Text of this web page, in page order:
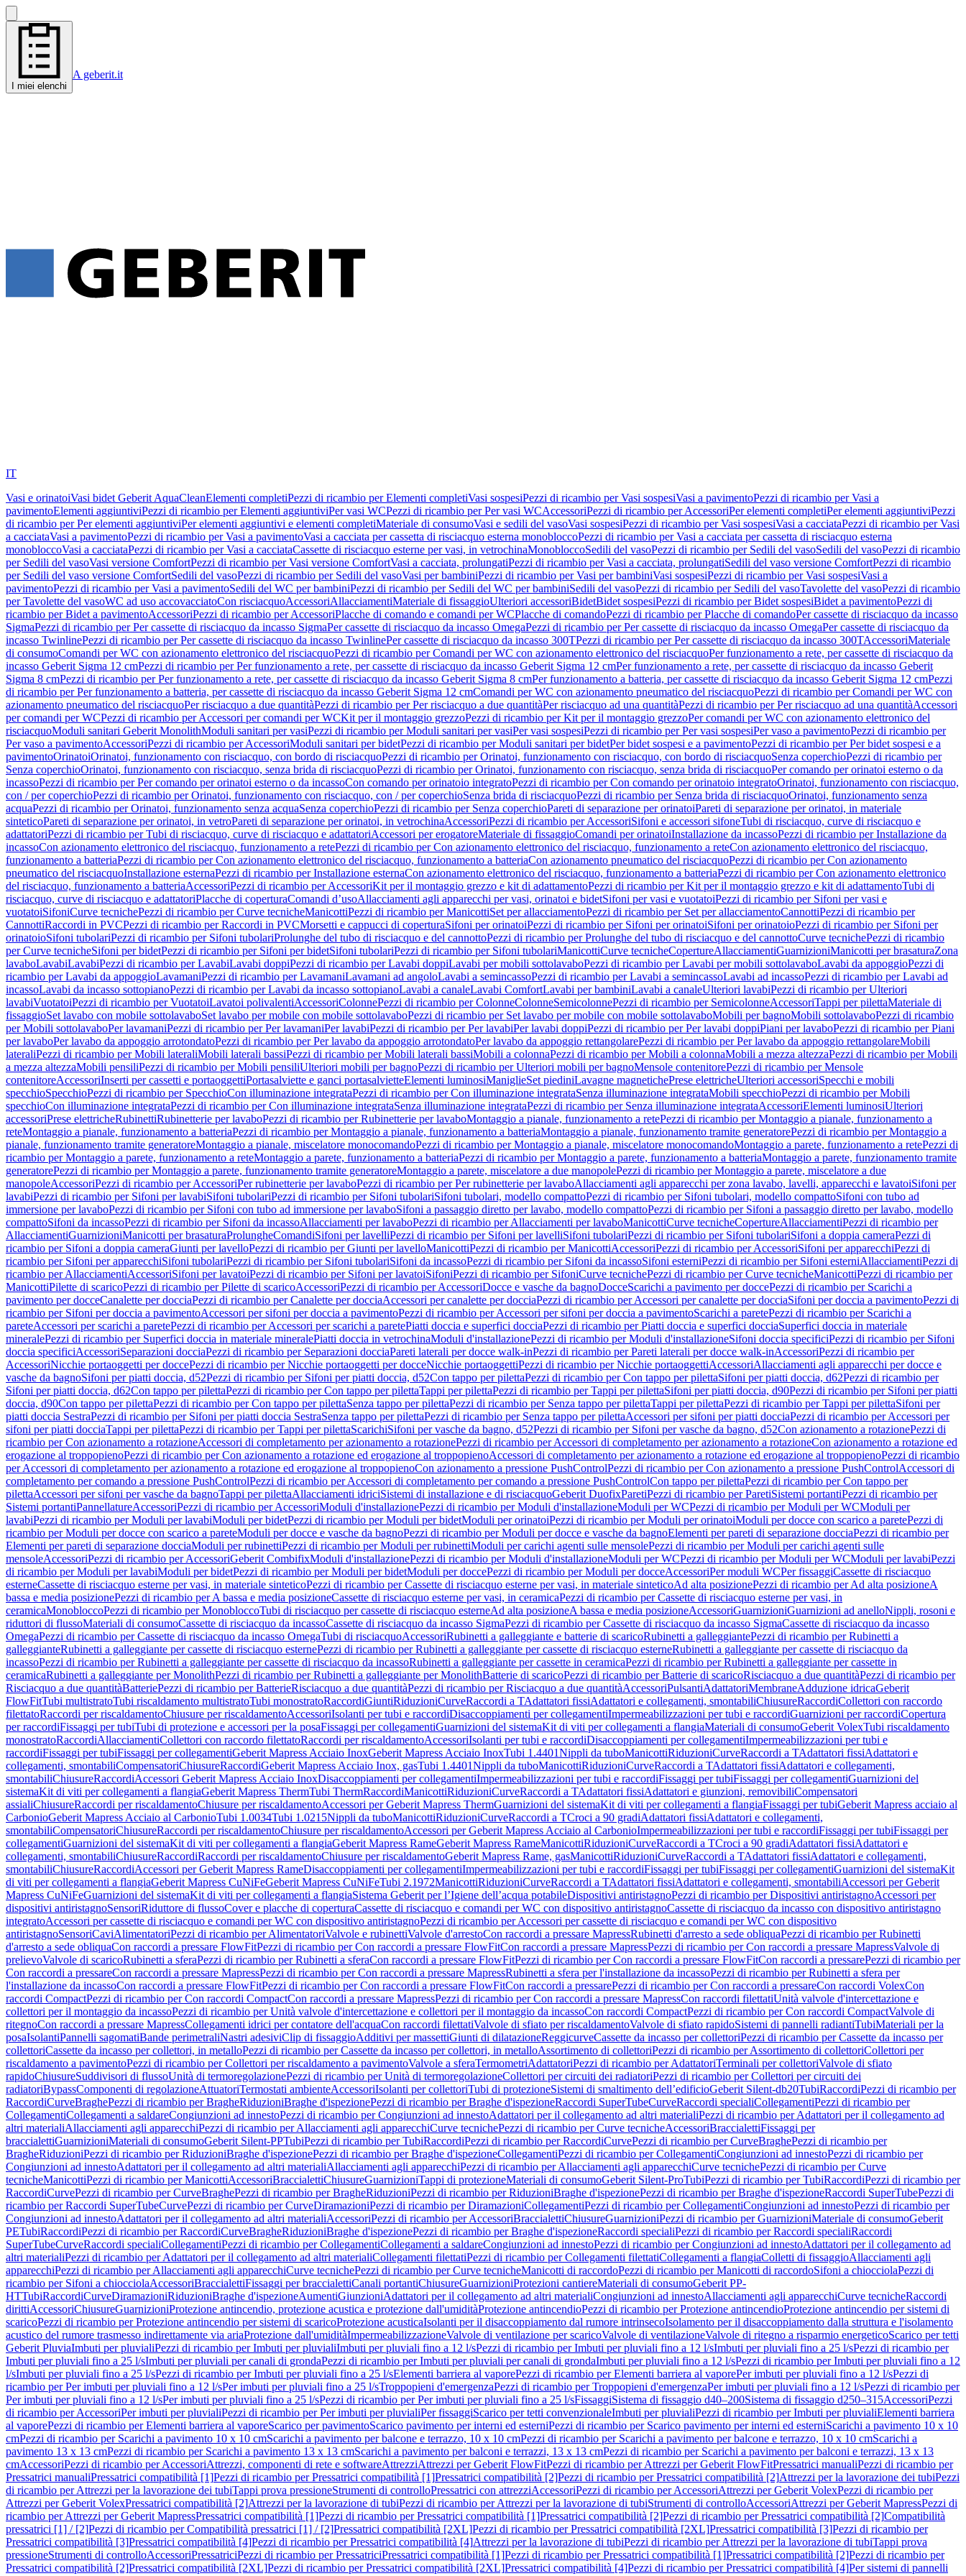
I miei elenchi
A geberit.it
IT
Vasi e orinatoiVasi bidet Geberit AquaCleanElementi completiPezzi di ricambio per Elementi completiVasi sospesiPezzi di ricambio per Vasi sospesiVasi a pavimentoPezzi di ricambio per Vasi a
pavimentoElementi aggiuntiviPezzi di ricambio per Elementi aggiuntiviPer vasi WCPezzi di ricambio per Per vasi WCAccessoriPezzi di ricambio per AccessoriPer elementi completiPer elementi aggiuntiviPezzi
di ricambio per Per elementi aggiuntiviPer elementi aggiuntivi e elementi completiMateriale di consumoVasi e sedili del vasoVasi sospesiPezzi di ricambio per Vasi sospesiVasi a cacciataPezzi di ricambio per Vasi
a cacciataVasi a pavimentoPezzi di ricambio per Vasi a pavimentoVasi a cacciata per cassetta di risciacquo esterna monobloccoPezzi di ricambio per Vasi a cacciata per cassetta di risciacquo esterna
monobloccoVasi a cacciataPezzi di ricambio per Vasi a cacciataCassette di risciacquo esterne per vasi, in vetrochinaMonobloccoSedili del vasoPezzi di ricambio per Sedili del vasoSedili del vasoPezzi di ricambio
per Sedili del vasoVasi versione ComfortPezzi di ricambio per Vasi versione ComfortVasi a cacciata, prolungatiPezzi di ricambio per Vasi a cacciata, prolungatiSedili del vaso versione ComfortPezzi di ricambio
per Sedili del vaso versione ComfortSedili del vasoPezzi di ricambio per Sedili del vasoVasi per bambiniPezzi di ricambio per Vasi per bambiniVasi sospesiPezzi di ricambio per Vasi sospesiVasi a
pavimentoPezzi di ricambio per Vasi a pavimentoSedili del WC per bambiniPezzi di ricambio per Sedili del WC per bambiniSedili del vasoPezzi di ricambio per Sedili del vasoTavolette del vasoPezzi di ricambio
per Tavolette del vasoWC ad uso accovacciatoCon risciacquoAccessoriAllacciamentiMateriale di fissaggioUlteriori accessoriBidetBidet sospesiPezzi di ricambio per Bidet sospesiBidet a pavimentoPezzi di
ricambio per Bidet a pavimentoAccessoriPezzi di ricambio per AccessoriPlacche di comando e comandi per WCPlacche di comandoPezzi di ricambio per Placche di comandoPer cassette di risciacquo da incasso
SigmaPezzi di ricambio per Per cassette di risciacquo da incasso SigmaPer cassette di risciacquo da incasso OmegaPezzi di ricambio per Per cassette di risciacquo da incasso OmegaPer cassette di risciacquo da
incasso TwinlinePezzi di ricambio per Per cassette di risciacquo da incasso TwinlinePer cassette di risciacquo da incasso 300TPezzi di ricambio per Per cassette di risciacquo da incasso 300TAccessoriMateriale
di consumoComandi per WC con azionamento elettronico del risciacquoPezzi di ricambio per Comandi per WC con azionamento elettronico del risciacquoPer funzionamento a rete, per cassette di risciacquo da
incasso Geberit Sigma 12 cmPezzi di ricambio per Per funzionamento a rete, per cassette di risciacquo da incasso Geberit Sigma 12 cmPer funzionamento a rete, per cassette di risciacquo da incasso Geberit
Sigma 8 cmPezzi di ricambio per Per funzionamento a rete, per cassette di risciacquo da incasso Geberit Sigma 8 cmPer funzionamento a batteria, per cassette di risciacquo da incasso Geberit Sigma 12 cmPezzi
di ricambio per Per funzionamento a batteria, per cassette di risciacquo da incasso Geberit Sigma 12 cmComandi per WC con azionamento pneumatico del risciacquoPezzi di ricambio per Comandi per WC con
azionamento pneumatico del risciacquoPer risciacquo a due quantitàPezzi di ricambio per Per risciacquo a due quantitàPer risciacquo ad una quantitàPezzi di ricambio per Per risciacquo ad una quantitàAccessori
per comandi per WCPezzi di ricambio per Accessori per comandi per WCKit per il montaggio grezzoPezzi di ricambio per Kit per il montaggio grezzoPer comandi per WC con azionamento elettronico del
risciacquoModuli sanitari Geberit MonolithModuli sanitari per vasiPezzi di ricambio per Moduli sanitari per vasiPer vasi sospesiPezzi di ricambio per Per vasi sospesiPer vaso a pavimentoPezzi di ricambio per
Per vaso a pavimentoAccessoriPezzi di ricambio per AccessoriModuli sanitari per bidetPezzi di ricambio per Moduli sanitari per bidetPer bidet sospesi e a pavimentoPezzi di ricambio per Per bidet sospesi e a
pavimentoOrinatoiOrinatoi, funzionamento con risciacquo, con bordo di risciacquoPezzi di ricambio per Orinatoi, funzionamento con risciacquo, con bordo di risciacquoSenza coperchioPezzi di ricambio per
Senza coperchioOrinatoi, funzionamento con risciacquo, senza brida di risciacquoPezzi di ricambio per Orinatoi, funzionamento con risciacquo, senza brida di risciacquoPer comando per orinatoi esterno o da
incassoPezzi di ricambio per Per comando per orinatoi esterno o da incassoCon comando per orinatoio integratoPezzi di ricambio per Con comando per orinatoio integratoOrinatoi, funzionamento con risciacquo,
con / per coperchioPezzi di ricambio per Orinatoi, funzionamento con risciacquo, con / per coperchioSenza brida di risciacquoPezzi di ricambio per Senza brida di risciacquoOrinatoi, funzionamento senza
acquaPezzi di ricambio per Orinatoi, funzionamento senza acquaSenza coperchioPezzi di ricambio per Senza coperchioPareti di separazione per orinatoiPareti di separazione per orinatoi, in materiale
sinteticoPareti di separazione per orinatoi, in vetroPareti di separazione per orinatoi, in vetrochinaAccessoriPezzi di ricambio per AccessoriSifoni e accessori sifoneTubi di risciacquo, curve di risciacquo e
adattatoriPezzi di ricambio per Tubi di risciacquo, curve di risciacquo e adattatoriAccessori per erogatoreMateriale di fissaggioComandi per orinatoiInstallazione da incassoPezzi di ricambio per Installazione da
incassoCon azionamento elettronico del risciacquo, funzionamento a retePezzi di ricambio per Con azionamento elettronico del risciacquo, funzionamento a reteCon azionamento elettronico del risciacquo,
funzionamento a batteriaPezzi di ricambio per Con azionamento elettronico del risciacquo, funzionamento a batteriaCon azionamento pneumatico del risciacquoPezzi di ricambio per Con azionamento
pneumatico del risciacquoInstallazione esternaPezzi di ricambio per Installazione esternaCon azionamento elettronico del risciacquo, funzionamento a batteriaPezzi di ricambio per Con azionamento elettronico
del risciacquo, funzionamento a batteriaAccessoriPezzi di ricambio per AccessoriKit per il montaggio grezzo e kit di adattamentoPezzi di ricambio per Kit per il montaggio grezzo e kit di adattamentoTubi di
risciacquo, curve di risciacquo e adattatoriPlacche di coperturaComandi d’usoAllacciamenti agli apparecchi per vasi, orinatoi e bidetSifoni per vasi e vuotatoiPezzi di ricambio per Sifoni per vasi e
vuotatoiSifoniCurve tecnichePezzi di ricambio per Curve tecnicheManicottiPezzi di ricambio per ManicottiSet per allacciamentoPezzi di ricambio per Set per allacciamentoCannottiPezzi di ricambio per
CannottiRaccordi in PVCPezzi di ricambio per Raccordi in PVCMorsetti e cappucci di coperturaSifoni per orinatoiPezzi di ricambio per Sifoni per orinatoiSifoni per orinatoioPezzi di ricambio per Sifoni per
orinatoioSifoni tubolariPezzi di ricambio per Sifoni tubolariProlunghe del tubo di risciacquo e del cannottoPezzi di ricambio per Prolunghe del tubo di risciacquo e del cannottoCurve tecnichePezzi di ricambio
per Curve tecnicheSifoni per bidetPezzi di ricambio per Sifoni per bidetSifoni tubolariPezzi di ricambio per Sifoni tubolariManicottiCurve tecnicheCopertureAllacciamentiGuarnizioniManicotti per brasaturaZona
lavaboLavabiLavabiPezzi di ricambio per LavabiLavabi doppiPezzi di ricambio per Lavabi doppiLavabi per mobili sottolavaboPezzi di ricambio per Lavabi per mobili sottolavaboLavabi da appoggioPezzi di
ricambio per Lavabi da appoggioLavamaniPezzi di ricambio per LavamaniLavamani ad angoloLavabi a semincassoPezzi di ricambio per Lavabi a semincassoLavabi ad incassoPezzi di ricambio per Lavabi ad
incassoLavabi da incasso sottopianoPezzi di ricambio per Lavabi da incasso sottopianoLavabi a canaleLavabi ComfortLavabi per bambiniLavabi a canaleUlteriori lavabiPezzi di ricambio per Ulteriori
lavabiVuotatoiPezzi di ricambio per VuotatoiLavatoi polivalentiAccessoriColonnePezzi di ricambio per ColonneColonneSemicolonnePezzi di ricambio per SemicolonneAccessoriTappi per pilettaMateriale di
fissaggioSet lavabo con mobile sottolavaboSet lavabo per mobile con mobile sottolavaboPezzi di ricambio per Set lavabo per mobile con mobile sottolavaboMobili per bagnoMobili sottolavaboPezzi di ricambio
per Mobili sottolavaboPer lavamaniPezzi di ricambio per Per lavamaniPer lavabiPezzi di ricambio per Per lavabiPer lavabi doppiPezzi di ricambio per Per lavabi doppiPiani per lavaboPezzi di ricambio per Piani
per lavaboPer lavabo da appoggio arrotondatoPezzi di ricambio per Per lavabo da appoggio arrotondatoPer lavabo da appoggio rettangolarePezzi di ricambio per Per lavabo da appoggio rettangolareMobili
lateraliPezzi di ricambio per Mobili lateraliMobili laterali bassiPezzi di ricambio per Mobili laterali bassiMobili a colonnaPezzi di ricambio per Mobili a colonnaMobili a mezza altezzaPezzi di ricambio per Mobili
a mezza altezzaMobili pensiliPezzi di ricambio per Mobili pensiliUlteriori mobili per bagnoPezzi di ricambio per Ulteriori mobili per bagnoMensole contenitorePezzi di ricambio per Mensole
contenitoreAccessoriInserti per cassetti e portaoggettiPortasalviette e ganci portasalvietteElementi luminosiManiglieSet piediniLavagne magnetichePrese elettricheUlteriori accessoriSpecchi e mobili
specchioSpecchioPezzi di ricambio per SpecchioCon illuminazione integrataPezzi di ricambio per Con illuminazione integrataSenza illuminazione integrataMobili specchioPezzi di ricambio per Mobili
specchioCon illuminazione integrataPezzi di ricambio per Con illuminazione integrataSenza illuminazione integrataPezzi di ricambio per Senza illuminazione integrataAccessoriElementi luminosiUlteriori
accessoriPrese elettricheRubinettiRubinetterie per lavaboPezzi di ricambio per Rubinetterie per lavaboMontaggio a pianale, funzionamento a retePezzi di ricambio per Montaggio a pianale, funzionamento a
reteMontaggio a pianale, funzionamento a batteriaPezzi di ricambio per Montaggio a pianale, funzionamento a batteriaMontaggio a pianale, funzionamento tramite generatorePezzi di ricambio per Montaggio a
pianale, funzionamento tramite generatoreMontaggio a pianale, miscelatore monocomandoPezzi di ricambio per Montaggio a pianale, miscelatore monocomandoMontaggio a parete, funzionamento a retePezzi di
ricambio per Montaggio a parete, funzionamento a reteMontaggio a parete, funzionamento a batteriaPezzi di ricambio per Montaggio a parete, funzionamento a batteriaMontaggio a parete, funzionamento tramite
generatorePezzi di ricambio per Montaggio a parete, funzionamento tramite generatoreMontaggio a parete, miscelatore a due manopolePezzi di ricambio per Montaggio a parete, miscelatore a due
manopoleAccessoriPezzi di ricambio per AccessoriPer rubinetterie per lavaboPezzi di ricambio per Per rubinetterie per lavaboAllacciamenti agli apparecchi per zona lavabo, lavelli, apparecchi e lavatoiSifoni per
lavabiPezzi di ricambio per Sifoni per lavabiSifoni tubolariPezzi di ricambio per Sifoni tubolariSifoni tubolari, modello compattoPezzi di ricambio per Sifoni tubolari, modello compattoSifoni con tubo ad
immersione per lavaboPezzi di ricambio per Sifoni con tubo ad immersione per lavaboSifoni a passaggio diretto per lavabo, modello compattoPezzi di ricambio per Sifoni a passaggio diretto per lavabo, modello
compattoSifoni da incassoPezzi di ricambio per Sifoni da incassoAllacciamenti per lavaboPezzi di ricambio per Allacciamenti per lavaboManicottiCurve tecnicheCopertureAllacciamentiPezzi di ricambio per
AllacciamentiGuarnizioniManicotti per brasaturaProlungheComandiSifoni per lavelliPezzi di ricambio per Sifoni per lavelliSifoni tubolariPezzi di ricambio per Sifoni tubolariSifoni a doppia cameraPezzi di
ricambio per Sifoni a doppia cameraGiunti per lavelloPezzi di ricambio per Giunti per lavelloManicottiPezzi di ricambio per ManicottiAccessoriPezzi di ricambio per AccessoriSifoni per apparecchiPezzi di
ricambio per Sifoni per apparecchiSifoni tubolariPezzi di ricambio per Sifoni tubolariSifoni da incassoPezzi di ricambio per Sifoni da incassoSifoni esterniPezzi di ricambio per Sifoni esterniAllacciamentiPezzi di
ricambio per AllacciamentiAccessoriSifoni per lavatoiPezzi di ricambio per Sifoni per lavatoiSifoniPezzi di ricambio per SifoniCurve tecnichePezzi di ricambio per Curve tecnicheManicottiPezzi di ricambio per
ManicottiPilette di scaricoPezzi di ricambio per Pilette di scaricoAccessoriPezzi di ricambio per AccessoriDocce e vasche da bagnoDocceScarichi a pavimento per doccePezzi di ricambio per Scarichi a
pavimento per docceCanalette per docciaPezzi di ricambio per Canalette per docciaAccessori per canalette per docciaPezzi di ricambio per Accessori per canalette per docciaSifoni per doccia a pavimentoPezzi di
ricambio per Sifoni per doccia a pavimentoAccessori per sifoni per doccia a pavimentoPezzi di ricambio per Accessori per sifoni per doccia a pavimentoScarichi a paretePezzi di ricambio per Scarichi a
pareteAccessori per scarichi a paretePezzi di ricambio per Accessori per scarichi a paretePiatti doccia e superfici docciaPezzi di ricambio per Piatti doccia e superfici docciaSuperfici doccia in materiale
mineralePezzi di ricambio per Superfici doccia in materiale mineralePiatti doccia in vetrochinaModuli d'installazionePezzi di ricambio per Moduli d'installazioneSifoni doccia specificiPezzi di ricambio per Sifoni
doccia specificiAccessoriSeparazioni docciaPezzi di ricambio per Separazioni docciaPareti laterali per docce walk-inPezzi di ricambio per Pareti laterali per docce walk-inAccessoriPezzi di ricambio per
AccessoriNicchie portaoggetti per doccePezzi di ricambio per Nicchie portaoggetti per docceNicchie portaoggettiPezzi di ricambio per Nicchie portaoggettiAccessoriAllacciamenti agli apparecchi per docce e
vasche da bagnoSifoni per piatti doccia, d52Pezzi di ricambio per Sifoni per piatti doccia, d52Con tappo per pilettaPezzi di ricambio per Con tappo per pilettaSifoni per piatti doccia, d62Pezzi di ricambio per
Sifoni per piatti doccia, d62Con tappo per pilettaPezzi di ricambio per Con tappo per pilettaTappi per pilettaPezzi di ricambio per Tappi per pilettaSifoni per piatti doccia, d90Pezzi di ricambio per Sifoni per piatti
doccia, d90Con tappo per pilettaPezzi di ricambio per Con tappo per pilettaSenza tappo per pilettaPezzi di ricambio per Senza tappo per pilettaTappi per pilettaPezzi di ricambio per Tappi per pilettaSifoni per
piatti doccia SestraPezzi di ricambio per Sifoni per piatti doccia SestraSenza tappo per pilettaPezzi di ricambio per Senza tappo per pilettaAccessori per sifoni per piatti docciaPezzi di ricambio per Accessori per
sifoni per piatti docciaTappi per pilettaPezzi di ricambio per Tappi per pilettaScarichiSifoni per vasche da bagno, d52Pezzi di ricambio per Sifoni per vasche da bagno, d52Con azionamento a rotazionePezzi di
ricambio per Con azionamento a rotazioneAccessori di completamento per azionamento a rotazionePezzi di ricambio per Accessori di completamento per azionamento a rotazioneCon azionamento a rotazione ed
erogazione al troppopienoPezzi di ricambio per Con azionamento a rotazione ed erogazione al troppopienoAccessori di completamento per azionamento a rotazione ed erogazione al troppopienoPezzi di ricambio
per Accessori di completamento per azionamento a rotazione ed erogazione al troppopienoCon azionamento a pressione PushControlPezzi di ricambio per Con azionamento a pressione PushControlAccessori di
completamento per comando a pressione PushControlPezzi di ricambio per Accessori di completamento per comando a pressione PushControlCon tappo per pilettaPezzi di ricambio per Con tappo per
pilettaAccessori per sifoni per vasche da bagnoTappi per pilettaAllacciamenti idriciSistemi di installazione e di risciacquoGeberit DuofixParetiPezzi di ricambio per ParetiSistemi portantiPezzi di ricambio per
Sistemi portantiPannellatureAccessoriPezzi di ricambio per AccessoriModuli d'installazionePezzi di ricambio per Moduli d'installazioneModuli per WCPezzi di ricambio per Moduli per WCModuli per
lavabiPezzi di ricambio per Moduli per lavabiModuli per bidetPezzi di ricambio per Moduli per bidetModuli per orinatoiPezzi di ricambio per Moduli per orinatoiModuli per docce con scarico a paretePezzi di
ricambio per Moduli per docce con scarico a pareteModuli per docce e vasche da bagnoPezzi di ricambio per Moduli per docce e vasche da bagnoElementi per pareti di separazione docciaPezzi di ricambio per
Elementi per pareti di separazione docciaModuli per rubinettiPezzi di ricambio per Moduli per rubinettiModuli per carichi agenti sulle mensolePezzi di ricambio per Moduli per carichi agenti sulle
mensoleAccessoriPezzi di ricambio per AccessoriGeberit CombifixModuli d'installazionePezzi di ricambio per Moduli d'installazioneModuli per WCPezzi di ricambio per Moduli per WCModuli per lavabiPezzi
di ricambio per Moduli per lavabiModuli per bidetPezzi di ricambio per Moduli per bidetModuli per doccePezzi di ricambio per Moduli per docceAccessoriPer moduli WCPer fissaggiCassette di risciacquo
esterneCassette di risciacquo esterne per vasi, in materiale sinteticoPezzi di ricambio per Cassette di risciacquo esterne per vasi, in materiale sinteticoAd alta posizionePezzi di ricambio per Ad alta posizioneA
bassa e media posizionePezzi di ricambio per A bassa e media posizioneCassette di risciacquo esterne per vasi, in ceramicaPezzi di ricambio per Cassette di risciacquo esterne per vasi, in
ceramicaMonobloccoPezzi di ricambio per MonobloccoTubi di risciacquo per cassette di risciacquo esterneAd alta posizioneA bassa e media posizioneAccessoriGuarnizioniGuarnizioni ad anelloNippli, rosoni e
riduttori di flussoMateriali di consumoCassette di risciacquo da incassoCassette di risciacquo da incasso SigmaPezzi di ricambio per Cassette di risciacquo da incasso SigmaCassette di risciacquo da incasso
OmegaPezzi di ricambio per Cassette di risciacquo da incasso OmegaTubi di risciacquoAccessoriRubinetti a galleggiante e batterie di scaricoRubinetti a galleggiantePezzi di ricambio per Rubinetti a
galleggianteRubinetti a galleggiante per cassette di risciacquo esternePezzi di ricambio per Rubinetti a galleggiante per cassette di risciacquo esterneRubinetti a galleggiante per cassette di risciacquo da
incassoPezzi di ricambio per Rubinetti a galleggiante per cassette di risciacquo da incassoRubinetti a galleggiante per cassette in ceramicaPezzi di ricambio per Rubinetti a galleggiante per cassette in
ceramicaRubinetti a galleggiante per MonolithPezzi di ricambio per Rubinetti a galleggiante per MonolithBatterie di scaricoPezzi di ricambio per Batterie di scaricoRisciacquo a due quantitàPezzi di ricambio per
Risciacquo a due quantitàBatteriePezzi di ricambio per BatterieRisciacquo a due quantitàPezzi di ricambio per Risciacquo a due quantitàAccessoriPulsantiAdattatoriMembraneAdduzione idricaGeberit
FlowFitTubi multistratoTubi riscaldamento multistratoTubi monostratoRaccordiGiuntiRiduzioniCurveRaccordi a TAdattatori fissiAdattatori e collegamenti, smontabiliChiusureRaccordiCollettori con raccordo
filettatoRaccordi per riscaldamentoChiusure per riscaldamentoAccessoriIsolanti per tubi e raccordiDisaccoppiamenti per collegamentiImpermeabilizzazioni per tubi e raccordiGuarnizioni per raccordiCopertura
per raccordiFissaggi per tubiTubi di protezione e accessori per la posaFissaggi per collegamentiGuarnizioni del sistemaKit di viti per collegamenti a flangiaMateriali di consumoGeberit VolexTubi riscaldamento
monostratoRaccordiAllacciamentiCollettori con raccordo filettatoRaccordi per riscaldamentoAccessoriIsolanti per tubi e raccordiDisaccoppiamenti per collegamentiImpermeabilizzazioni per tubi e
raccordiFissaggi per tubiFissaggi per collegamentiGeberit Mapress Acciaio InoxGeberit Mapress Acciaio InoxTubi 1.4401Nippli da tuboManicottiRiduzioniCurveRaccordi a TAdattatori fissiAdattatori e
collegamenti, smontabiliCompensatoriChiusureRaccordiGeberit Mapress Acciaio Inox, gasTubi 1.4401Nippli da tuboManicottiRiduzioniCurveRaccordi a TAdattatori fissiAdattatori e collegamenti,
smontabiliChiusureRaccordiAccessori Geberit Mapress Acciaio InoxDisaccoppiamenti per collegamentiImpermeabilizzazioni per tubi e raccordiFissaggi per tubiFissaggi per collegamentiGuarnizioni del
sistemaKit di viti per collegamenti a flangiaGeberit Mapress ThermTubi ThermRaccordiManicottiRiduzioniCurveRaccordi a TAdattatori fissiAdattatori e giunzioni, removibiliCompensatori
assialiChiusureRaccordi per riscaldamentoChiusure per riscaldamentoAccessori per Geberit Mapress ThermGuarnizioni del sistemaKit di viti per collegamenti a flangiaFissaggi per tubiGeberit Mapress acciaio al
CarbonioGeberit Mapress Acciaio al CarbonioTubi 1.0034Tubi 1.0215Nippli da tuboManicottiRiduzioniCurveRaccordi a TCroci a 90 gradiAdattatori fissiAdattatori e collegamenti,
smontabiliCompensatoriChiusureRaccordi per riscaldamentoChiusure per riscaldamentoAccessori per Geberit Mapress Acciaio al CarbonioImpermeabilizzazioni per tubi e raccordiFissaggi per tubiFissaggi per
collegamentiGuarnizioni del sistemaKit di viti per collegamenti a flangiaGeberit Mapress RameGeberit Mapress RameManicottiRiduzioniCurveRaccordi a TCroci a 90 gradiAdattatori fissiAdattatori e
collegamenti, smontabiliChiusureRaccordiRaccordi per riscaldamentoChiusure per riscaldamentoGeberit Mapress Rame, gasManicottiRiduzioniCurveRaccordi a TAdattatori fissiAdattatori e collegamenti,
smontabiliChiusureRaccordiAccessori per Geberit Mapress RameDisaccoppiamenti per collegamentiImpermeabilizzazioni per tubi e raccordiFissaggi per tubiFissaggi per collegamentiGuarnizioni del sistemaKit
di viti per collegamenti a flangiaGeberit Mapress CuNiFeGeberit Mapress CuNiFeTubi 2.1972ManicottiRiduzioniCurveRaccordi a TAdattatori fissiAdattatori e collegamenti, smontabiliAccessori per Geberit
Mapress CuNiFeGuarnizioni del sistemaKit di viti per collegamenti a flangiaSistema Geberit per l’Igiene dell’acqua potabileDispositivi antiristagnoPezzi di ricambio per Dispositivi antiristagnoAccessori per
dispositivi antiristagnoSensoriRiduttore di flussoCover e placche di coperturaCassette di risciacquo e comandi per WC con dispositivo antiristagnoCassette di risciacquo da incasso con dispositivo antiristagno
integratoAccessori per cassette di risciacquo e comandi per WC con dispositivo antiristagnoPezzi di ricambio per Accessori per cassette di risciacquo e comandi per WC con dispositivo
antiristagnoSensoriCaviAlimentatoriPezzi di ricambio per AlimentatoriValvole e rubinettiValvole d'arrestoCon raccordi a pressare MapressRubinetti d'arresto a sede obliquaPezzi di ricambio per Rubinetti
d'arresto a sede obliquaCon raccordi a pressare FlowFitPezzi di ricambio per Con raccordi a pressare FlowFitCon raccordi a pressare MapressPezzi di ricambio per Con raccordi a pressare MapressValvole di
prelievoValvole di scaricoRubinetti a sferaPezzi di ricambio per Rubinetti a sferaCon raccordi a pressare FlowFitPezzi di ricambio per Con raccordi a pressare FlowFitCon raccordi a pressarePezzi di ricambio per
Con raccordi a pressareCon raccordi a pressare MapressPezzi di ricambio per Con raccordi a pressare MapressRubinetti a sfera per l'installazione da incassoPezzi di ricambio per Rubinetti a sfera per
l'installazione da incassoCon raccordi a pressare FlowFitPezzi di ricambio per Con raccordi a pressare FlowFitCon raccordi a pressarePezzi di ricambio per Con raccordi a pressareCon raccordi VolexCon
raccordi CompactPezzi di ricambio per Con raccordi CompactCon raccordi a pressare MapressPezzi di ricambio per Con raccordi a pressare MapressCon raccordi filettatiUnità valvole d'intercettazione e
collettori per il montaggio da incassoPezzi di ricambio per Unità valvole d'intercettazione e collettori per il montaggio da incassoCon raccordi CompactPezzi di ricambio per Con raccordi CompactValvole di
ritegnoCon raccordi a pressare MapressCollegamenti idrici per contatore dell'acquaCon raccordi filettatiValvole di sfiato per riscaldamentoValvole di sfiato rapidoSistemi di pannelli radiantiTubiMateriali per la
posaIsolantiPannelli sagomatiBande perimetraliNastri adesiviClip di fissaggioAdditivi per massettiGiunti di dilatazioneReggicurveCassette da incasso per collettoriPezzi di ricambio per Cassette da incasso per
collettoriCassette da incasso per collettori, in metalloPezzi di ricambio per Cassette da incasso per collettori, in metalloAssortimento di collettoriPezzi di ricambio per Assortimento di collettoriCollettori per
riscaldamento a pavimentoPezzi di ricambio per Collettori per riscaldamento a pavimentoValvole a sferaTermometriAdattatoriPezzi di ricambio per AdattatoriTerminali per collettoriValvole di sfiato
rapidoChiusureSuddivisori di flussoUnità di termoregolazionePezzi di ricambio per Unità di termoregolazioneCollettori per circuiti dei radiatoriPezzi di ricambio per Collettori per circuiti dei
radiatoriBypassComponenti di regolazioneAttuatoriTermostati ambienteAccessoriIsolanti per collettoriTubi di protezioneSistemi di smaltimento dell’edificioGeberit Silent-db20TubiRaccordiPezzi di ricambio per
RaccordiCurveBraghePezzi di ricambio per BragheRiduzioniBraghe d'ispezionePezzi di ricambio per Braghe d'ispezioneRaccordi SuperTubeCurveRaccordi specialiCollegamentiPezzi di ricambio per
CollegamentiCollegamenti a saldareCongiunzioni ad innestoPezzi di ricambio per Congiunzioni ad innestoAdattatori per il collegamento ad altri materialiPezzi di ricambio per Adattatori per il collegamento ad
altri materialiAllacciamenti agli apparecchiPezzi di ricambio per Allacciamenti agli apparecchiCurve tecnichePezzi di ricambio per Curve tecnicheAccessoriBraccialettiFissaggi per
braccialettiGuarnizioniMateriali di consumoGeberit Silent-PPTubiPezzi di ricambio per TubiRaccordiPezzi di ricambio per RaccordiCurvePezzi di ricambio per CurveBraghePezzi di ricambio per
BragheRiduzioniPezzi di ricambio per RiduzioniBraghe d'ispezionePezzi di ricambio per Braghe d'ispezioneCollegamentiPezzi di ricambio per CollegamentiCongiunzioni ad innestoPezzi di ricambio per
Congiunzioni ad innestoAdattatori per il collegamento ad altri materialiAllacciamenti agli apparecchiPezzi di ricambio per Allacciamenti agli apparecchiCurve tecnichePezzi di ricambio per Curve
tecnicheManicottiPezzi di ricambio per ManicottiAccessoriBraccialettiChiusureGuarnizioniTappi di protezioneMateriali di consumoGeberit Silent-ProTubiPezzi di ricambio per TubiRaccordiPezzi di ricambio per
RaccordiCurvePezzi di ricambio per CurveBraghePezzi di ricambio per BragheRiduzioniPezzi di ricambio per RiduzioniBraghe d'ispezionePezzi di ricambio per Braghe d'ispezioneRaccordi SuperTubePezzi di
ricambio per Raccordi SuperTubeCurvePezzi di ricambio per CurveDiramazioniPezzi di ricambio per DiramazioniCollegamentiPezzi di ricambio per CollegamentiCongiunzioni ad innestoPezzi di ricambio per
Congiunzioni ad innestoAdattatori per il collegamento ad altri materialiAccessoriPezzi di ricambio per AccessoriBraccialettiChiusureGuarnizioniPezzi di ricambio per GuarnizioniMateriale di consumoGeberit
PETubiRaccordiPezzi di ricambio per RaccordiCurveBragheRiduzioniBraghe d'ispezionePezzi di ricambio per Braghe d'ispezioneRaccordi specialiPezzi di ricambio per Raccordi specialiRaccordi
SuperTubeCurveRaccordi specialiCollegamentiPezzi di ricambio per CollegamentiCollegamenti a saldareCongiunzioni ad innestoPezzi di ricambio per Congiunzioni ad innestoAdattatori per il collegamento ad
altri materialiPezzi di ricambio per Adattatori per il collegamento ad altri materialiCollegamenti filettatiPezzi di ricambio per Collegamenti filettatiCollegamenti a flangiaColletti di fissaggioAllacciamenti agli
apparecchiPezzi di ricambio per Allacciamenti agli apparecchiCurve tecnichePezzi di ricambio per Curve tecnicheManicotti di raccordoPezzi di ricambio per Manicotti di raccordoSifoni a chiocciolaPezzi di
ricambio per Sifoni a chiocciolaAccessoriBraccialettiFissaggi per braccialettiCanali portantiChiusureGuarnizioniProtezioni cantiereMateriali di consumoGeberit PP-
HTTubiRaccordiCurveDiramazioniRiduzioniBraghe d'ispezioneAumentiGiunzioniAdattatori per il collegamento ad altri materialiCongiunzioni ad innestoAllacciamenti agli apparecchiCurve tecnicheRaccordi
dirittiAccessoriChiusureGuarnizioniProtezione antincendio, protezione acustica e protezione dall'umiditàProtezione antincendioPezzi di ricambio per Protezione antincendioProtezione antincendio per sistemi di
scaricoPezzi di ricambio per Protezione antincendio per sistemi di scaricoProtezione acusticaIsolanti per il disaccoppiamento dal rumore intrinsecoIsolamento per il disaccoppiamento dalla struttura e l'isolamento
acustico del rumore trasmesso indirettamente via ariaProtezione dall'umiditàImpermeabilizzazioneValvole di ventilazione per scaricoValvole di ventilazioneValvole di ritegno a risparmio energeticoScarico per tetti
Geberit PluviaImbuti per pluvialiPezzi di ricambio per Imbuti per pluvialiImbuti per pluviali fino a 12 l/sPezzi di ricambio per Imbuti per pluviali fino a 12 l/sImbuti per pluviali fino a 25 l/sPezzi di ricambio per
Imbuti per pluviali fino a 25 l/sImbuti per pluviali per canali di grondaPezzi di ricambio per Imbuti per pluviali per canali di grondaImbuti per pluviali fino a 12 l/sPezzi di ricambio per Imbuti per pluviali fino a 12
l/sImbuti per pluviali fino a 25 l/sPezzi di ricambio per Imbuti per pluviali fino a 25 l/sElementi barriera al vaporePezzi di ricambio per Elementi barriera al vaporePer imbuti per pluviali fino a 12 l/sPezzi di
ricambio per Per imbuti per pluviali fino a 12 l/sPer imbuti per pluviali fino a 25 l/sTroppopieni d'emergenzaPezzi di ricambio per Troppopieni d'emergenzaPer imbuti per pluviali fino a 12 l/sPezzi di ricambio per
Per imbuti per pluviali fino a 12 l/sPer imbuti per pluviali fino a 25 l/sPezzi di ricambio per Per imbuti per pluviali fino a 25 l/sFissaggiSistema di fissaggio d40–200Sistema di fissaggio d250–315AccessoriPezzi
di ricambio per AccessoriPer imbuti per pluvialiPezzi di ricambio per Per imbuti per pluvialiPer fissaggiScarico per tetti convenzionaleImbuti per pluvialiPezzi di ricambio per Imbuti per pluvialiElementi barriera
al vaporePezzi di ricambio per Elementi barriera al vaporeScarico per pavimentoScarico pavimento per interni ed esterniPezzi di ricambio per Scarico pavimento per interni ed esterniScarichi a pavimento 10 x 10
cmPezzi di ricambio per Scarichi a pavimento 10 x 10 cmScarichi a pavimento per balcone e terrazzo, 10 x 10 cmPezzi di ricambio per Scarichi a pavimento per balcone e terrazzo, 10 x 10 cmScarichi a
pavimento 13 x 13 cmPezzi di ricambio per Scarichi a pavimento 13 x 13 cmScarichi a pavimento per balconi e terrazzi, 13 x 13 cmPezzi di ricambio per Scarichi a pavimento per balconi e terrazzi, 13 x 13
cmAccessoriPezzi di ricambio per AccessoriAttrezzi, componenti di rete e softwareAttrezziAttrezzi per Geberit FlowFitPezzi di ricambio per Attrezzi per Geberit FlowFitPressatrici manualiPezzi di ricambio per
Pressatrici manualiPressatrici compatibilità [1]Pezzi di ricambio per Pressatrici compatibilità [1]Pressatrici compatibilità [2]Pezzi di ricambio per Pressatrici compatibilità [2]Attrezzi per la lavorazione dei tubiPezzi
di ricambio per Attrezzi per la lavorazione dei tubiTappi prova pressioneStrumenti di controlloPressatrici con attrezziAccessoriPezzi di ricambio per AccessoriAttrezzi per Geberit VolexPezzi di ricambio per
Attrezzi per Geberit VolexPressatrici compatibilità [2]Attrezzi per la lavorazione di tubiPezzi di ricambio per Attrezzi per la lavorazione di tubiStrumenti di controlloAccessoriAttrezzi per Geberit MapressPezzi di
ricambio per Attrezzi per Geberit MapressPressatrici compatibilità [1]Pezzi di ricambio per Pressatrici compatibilità [1]Pressatrici compatibilità [2]Pezzi di ricambio per Pressatrici compatibilità [2]Compatibilità
pressatrici [1] / [2]Pezzi di ricambio per Compatibilità pressatrici [1] / [2]Pressatrici compatibilità [2XL]Pezzi di ricambio per Pressatrici compatibilità [2XL]Pressatrici compatibilità [3]Pezzi di ricambio per
Pressatrici compatibilità [3]Pressatrici compatibilità [4]Pezzi di ricambio per Pressatrici compatibilità [4]Attrezzi per la lavorazione di tubiPezzi di ricambio per Attrezzi per la lavorazione di tubiTappi prova
pressioneStrumenti di controlloAccessoriPressatriciPezzi di ricambio per PressatriciPressatrici compatibilità [1]Pezzi di ricambio per Pressatrici compatibilità [1]Pressatrici compatibilità [2]Pezzi di ricambio per
Pressatrici compatibilità [2]Pressatrici compatibilità [2XL]Pezzi di ricambio per Pressatrici compatibilità [2XL]Pressatrici compatibilità [4]Pezzi di ricambio per Pressatrici compatibilità [4]Per sistemi di pannelli